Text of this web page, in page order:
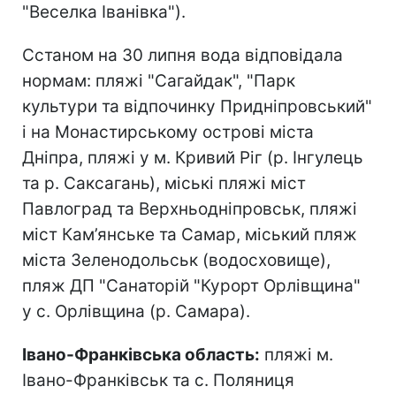
"Веселка Іванівка").
Сстаном на 30 липня вода відповідала
нормам: пляжі "Сагайдак", "Парк
культури та відпочинку Придніпровський"
і на Монастирському острові міста
Дніпра, пляжі у м. Кривий Ріг (р. Інгулець
та р. Саксагань), міські пляжі міст
Павлоград та Верхньодніпровськ, пляжі
міст Кам’янське та Самар, міський пляж
міста Зеленодольськ (водосховище),
пляж ДП "Санаторій "Курорт Орлівщина"
у с. Орлівщина (р. Самара).
Івано-Франківська область: пляжі м.
Івано-Франківськ та с. Поляниця